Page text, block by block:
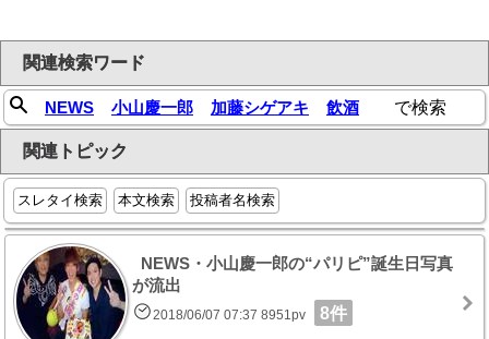
関連検索ワード
NEWS 小山慶一郎 加藤シゲアキ 飲酒 で検索
関連トピック
スレタイ検索 本文検索 投稿者名検索
NEWS・小山慶一郎の“パリピ”誕生日写真
が流出
2018/06/07 07:37 8951pv 8件